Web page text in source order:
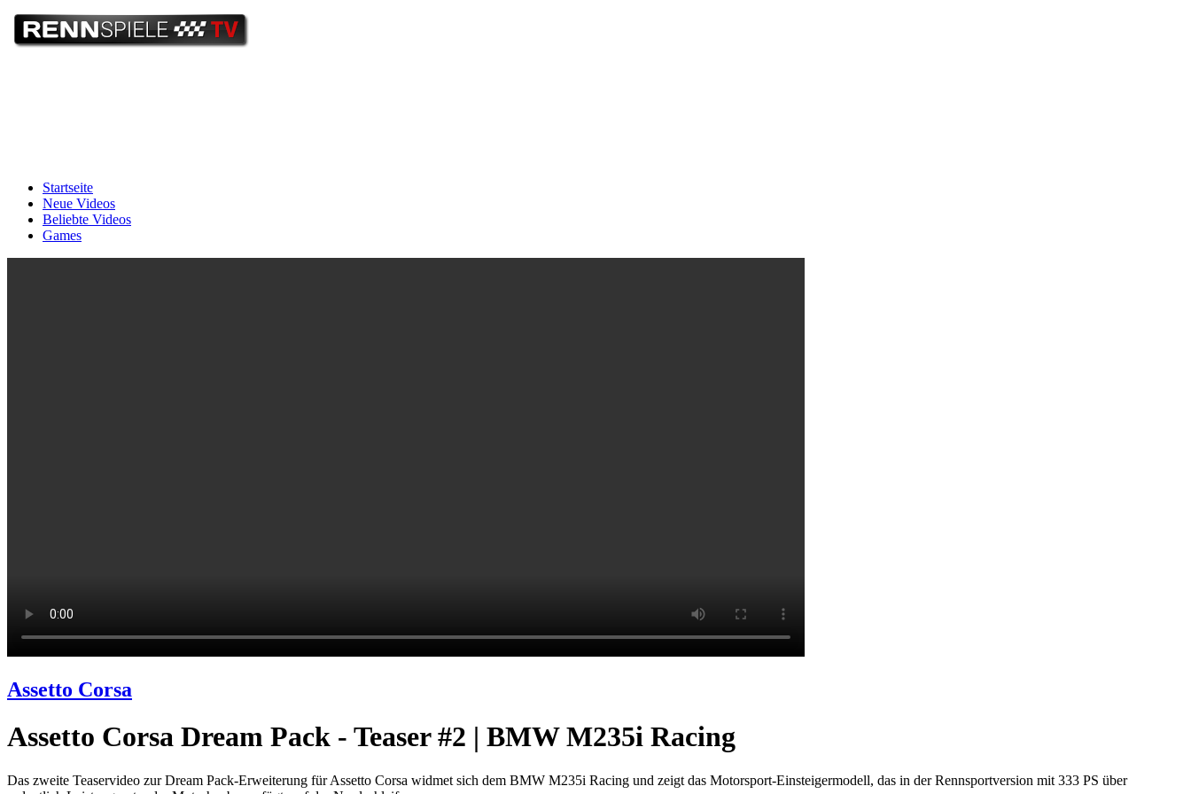
Startseite
Neue Videos
Beliebte Videos
Games
Assetto Corsa
Assetto Corsa Dream Pack - Teaser #2 | BMW M235i Racing
Das zweite Teaservideo zur Dream Pack-Erweiterung für Assetto Corsa widmet sich dem BMW M235i Racing und zeigt das Motorsport-Einsteigermodell, das in der Rennsportversion mit 333 PS über